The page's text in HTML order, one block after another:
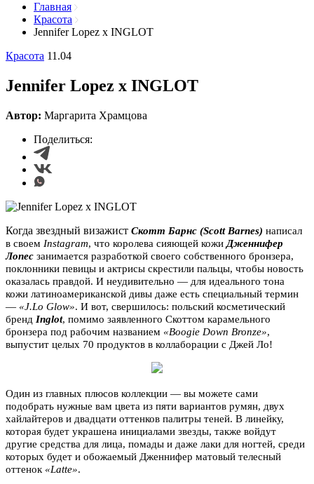
Главная
Красота
Jennifer Lopez x INGLOT
Красота 11.04
Jennifer Lopez x INGLOT
Автор: Маргарита Храмцова
Поделиться:
Когда звездный визажист Скотт Барнс (Scott Barnes) написал
в своем Instagram, что королева сияющей кожи Дженнифер
Лопес занимается разработкой своего собственного бронзера,
поклонники певицы и актрисы скрестили пальцы, чтобы новость
оказалась правдой. И неудивительно — для идеального тона
кожи латиноамериканской дивы даже есть специальный термин
— «J.Lo Glow». И вот, свершилось: польский косметический
бренд Inglot, помимо заявленного Скоттом карамельного
бронзера под рабочим названием «Boogie Down Bronze»,
выпустит целых 70 продуктов в коллаборации с Джей Ло!
Один из главных плюсов коллекции — вы можете сами
подобрать нужные вам цвета из пяти вариантов румян, двух
хайлайтеров и двадцати оттенков палитры теней. В линейку,
которая будет украшена инициалами звезды, также войдут
другие средства для лица, помады и даже лаки для ногтей, среди
которых будет и обожаемый Дженнифер матовый телесный
оттенок «Latte».